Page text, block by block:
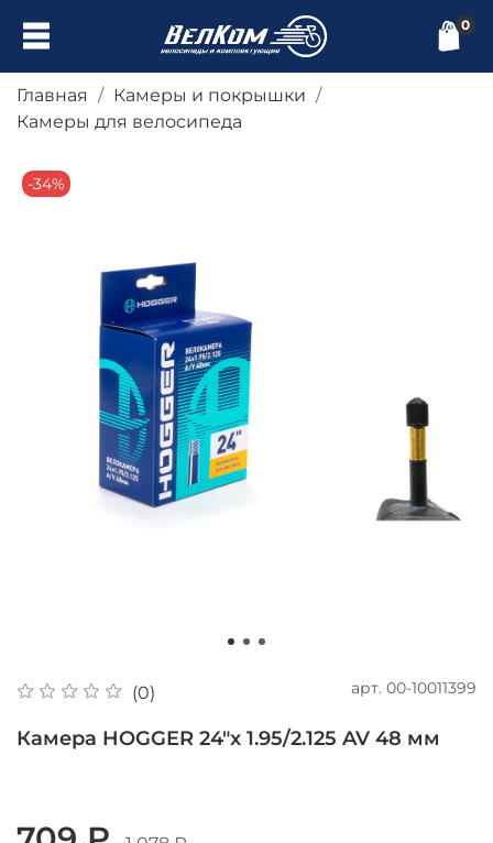
0
Главная
Камеры и покрышки
Камеры для велосипеда
-34%
(0) арт. 00-10011399
Камера HOGGER 24"x 1.95/2.125 AV 48 мм